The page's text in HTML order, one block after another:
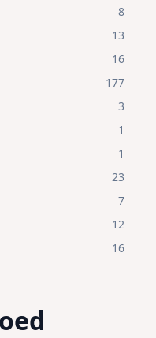
8
13
16
177
3
1
1
23
7
12
16